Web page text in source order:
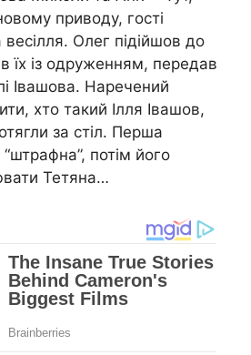
приводу, гості
Олег підійшов до
їх із одруженням, передав
Івашова. Наречений
хто такий Ілля Івашов,
за стіл. Перша
потім його
Тетяна…